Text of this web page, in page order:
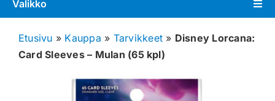
Valikko
Pokémon
Etusivu » Kauppa » Tarvikkeet » Disney Lorcana:
Card Sleeves – Mulan (65 kpl)